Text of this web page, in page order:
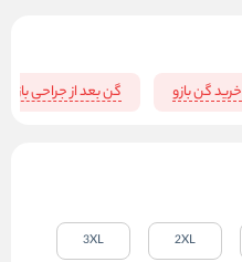
خرید گن بازو گن بعد از جراحی بازو
2XL
3XL